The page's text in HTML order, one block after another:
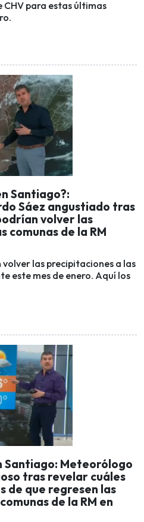
para estas últimas
Santiago?:
Sáez angustiado tras
volver las
comunas de la RM
volver las precipitaciones a las
este mes de enero. Aquí los
Santiago: Meteorólogo
tras revelar cuáles
de que regresen las
de la RM en